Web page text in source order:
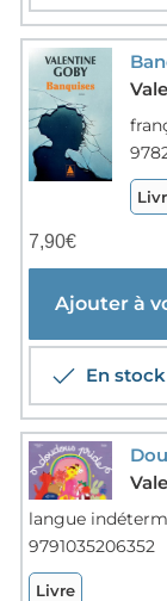
7,90€
Ajouter à
En
langue
9791035206352
Livre